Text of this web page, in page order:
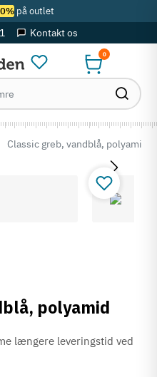
på outlet
Kontakt os
0
Classic greb, vandblå, polyamid
polyamid
længere leveringstid ved